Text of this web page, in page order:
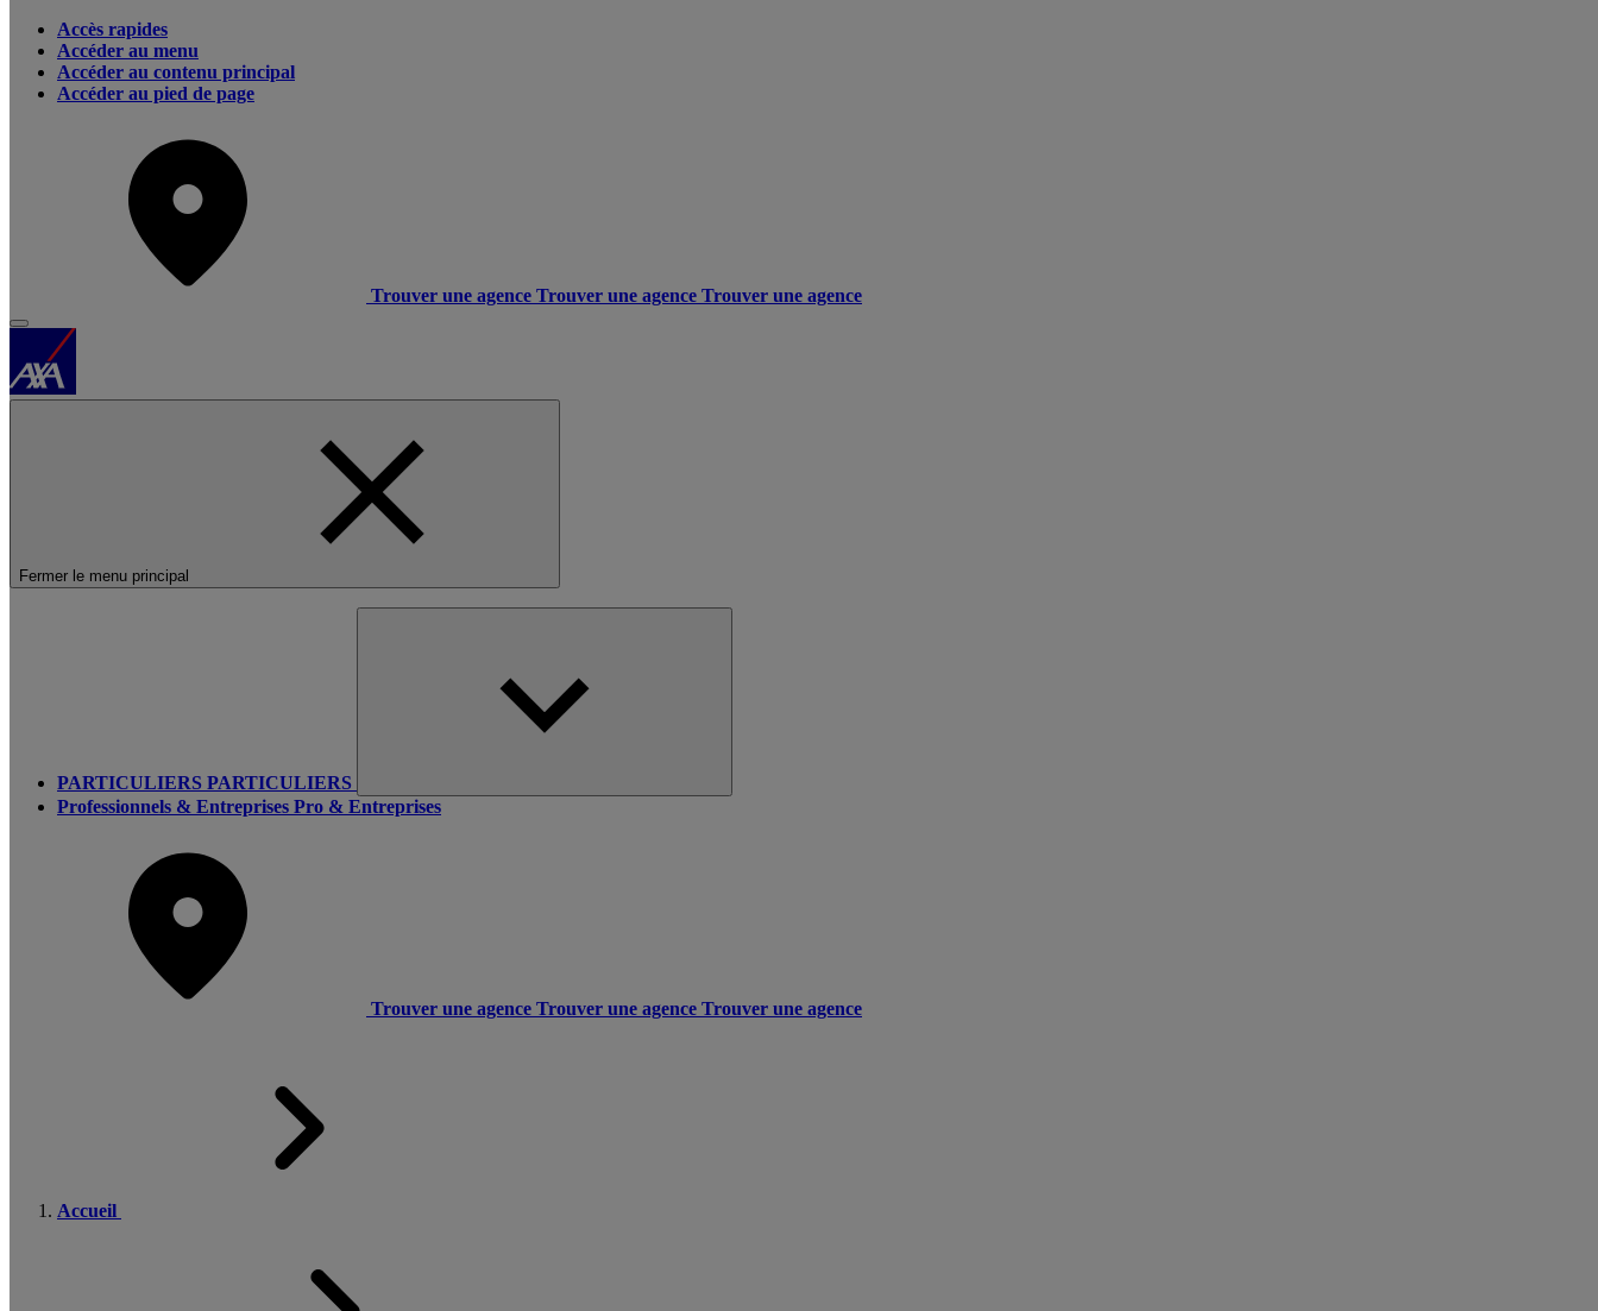
Accès rapides
Accéder au menu
Accéder au contenu principal
Accéder au pied de page
Trouver une agence Trouver une agence Trouver une agence
Fermer le menu principal
PARTICULIERS PARTICULIERS
Professionnels & Entreprises Pro & Entreprises
Trouver une agence Trouver une agence Trouver une agence
Accueil